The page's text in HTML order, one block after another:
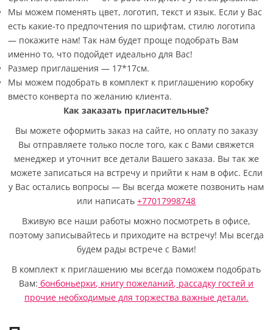
Мы можем поменять цвет, логотип, текст и язык. Если у Вас
есть какие-то предпочтения по шрифтам, стилю логотипа
— покажите нам! Так нам будет проще подобрать Вам
именно то, что подойдет идеально для Вас!
Размер приглашения — 17*17см.
Мы можем подобрать в комплект к приглашению коробку
вместо конверта по желанию клиента.
Как заказать пригласительные?
Вы можете оформить заказ на сайте, но оплату по заказу
Вы отправляете только после того, как с Вами свяжется
менеджер и уточнит все детали Вашего заказа. Вы так же
можете записаться на встречу и прийти к нам в офис. Если
у Вас остались вопросы — Вы всегда можете позвонить нам
или написать+77017998748
Вживую все наши работы можно посмотреть в офисе,
поэтому записывайтесь и приходите на встречу! Мы всегда
будем рады встрече с Вами!
В комплект к приглашению мы всегда поможем подобрать
Вам: бонбоньерки, книгу пожеланий, рассадку гостей и
прочие необходимые для торжества важные детали.